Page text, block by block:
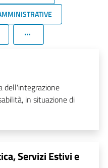
dell'integrazione
in situazione di
Servizi Estivi e